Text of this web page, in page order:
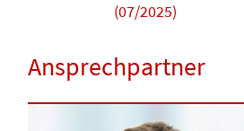
(07/2025)
Ansprechpartner